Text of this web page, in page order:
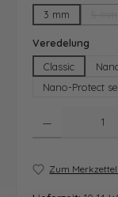
3 mm
Veredelung
Classic
Nano-Protect
Zum